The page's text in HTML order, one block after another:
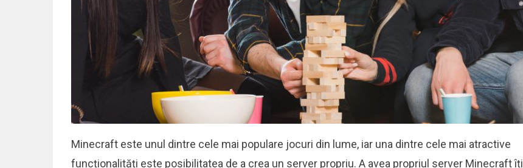
Minecraft este unul dintre cele mai populare jocuri din lume, iar una dintre cele mai atractive
funcționalități este posibilitatea de a crea un server propriu. A avea propriul server Minecraft îți